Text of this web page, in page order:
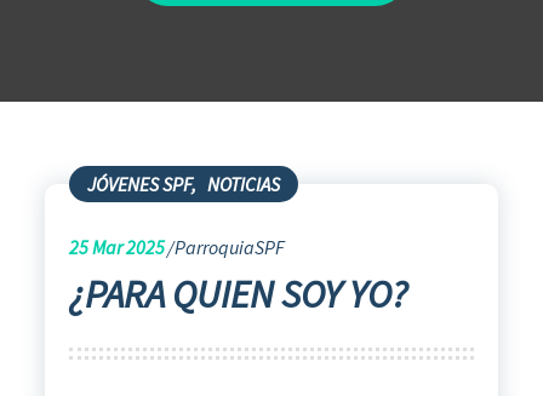
JÓVENES SPF, NOTICIAS
25Mar 2025 ParroquiaSPF
¿PARA QUIEN SOY YO?